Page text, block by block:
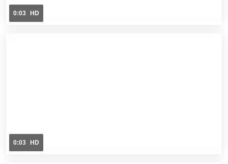
0:03 HD
0:03 HD